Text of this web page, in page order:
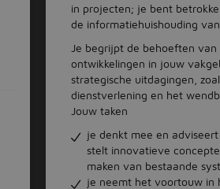
in projecten; je bent
de informatiehuishouding
Je begrijpt de behoeften
ontwikkelingen in jouw
strategische uitdagingen,
dienstverlening en het
Jouw taken
je denkt mee en
stelt innovatieve
maken van bestaande
je neemt het voortouw in